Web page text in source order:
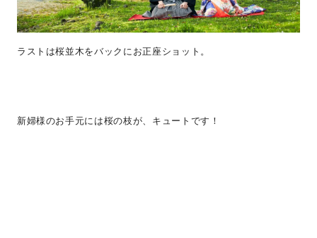
ラストは桜並木をバックにお正座ショット。
新婦様のお手元には桜の枝が、キュートです！